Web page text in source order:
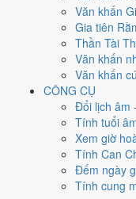
Văn khấn
Gia tiên
Thần Tài
Văn khấn
Văn khấn
CÔNG CỤ
Đổi lịch âm
Tính tuổi
Xem giờ
Tính Can
Đếm ngày
Tính cung
⚒ Kim
Bảng phân tích Can Chi
Chi tiết